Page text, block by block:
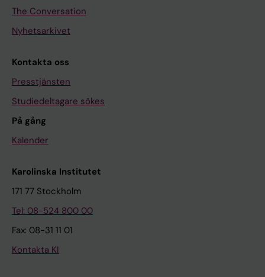
The Conversation
Nyhetsarkivet
Kontakta oss
Presstjänsten
Studiedeltagare sökes
På gång
Kalender
Karolinska Institutet
171 77 Stockholm
Tel: 08-524 800 00
Fax: 08-31 11 01
Kontakta KI